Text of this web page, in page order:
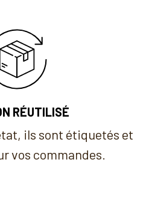
RÉUTILISÉ
ils sont étiquetés et
vos commandes.